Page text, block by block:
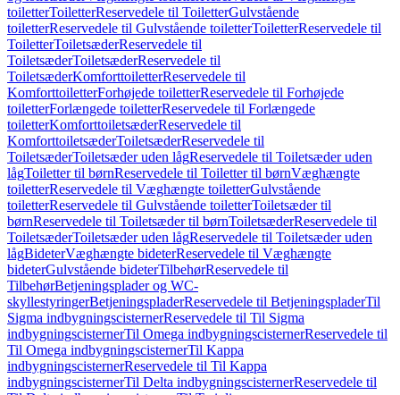
toiletterToiletterReservedele til ToiletterGulvstående
toiletterReservedele til Gulvstående toiletterToiletterReservedele til
ToiletterToiletsæderReservedele til
ToiletsæderToiletsæderReservedele til
ToiletsæderKomforttoiletterReservedele til
KomforttoiletterForhøjede toiletterReservedele til Forhøjede
toiletterForlængede toiletterReservedele til Forlængede
toiletterKomforttoiletsæderReservedele til
KomforttoiletsæderToiletsæderReservedele til
ToiletsæderToiletsæder uden lågReservedele til Toiletsæder uden
lågToiletter til børnReservedele til Toiletter til børnVæghængte
toiletterReservedele til Væghængte toiletterGulvstående
toiletterReservedele til Gulvstående toiletterToiletsæder til
børnReservedele til Toiletsæder til børnToiletsæderReservedele til
ToiletsæderToiletsæder uden lågReservedele til Toiletsæder uden
lågBideterVæghængte bideterReservedele til Væghængte
bideterGulvstående bideterTilbehørReservedele til
TilbehørBetjeningsplader og WC-
skyllestyringerBetjeningspladerReservedele til BetjeningspladerTil
Sigma indbygningscisternerReservedele til Til Sigma
indbygningscisternerTil Omega indbygningscisternerReservedele til
Til Omega indbygningscisternerTil Kappa
indbygningscisternerReservedele til Til Kappa
indbygningscisternerTil Delta indbygningscisternerReservedele til